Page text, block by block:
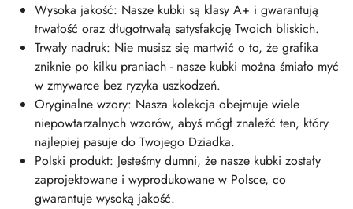
Wysoka jakość: Nasze kubki są klasy A+ i gwarantują
trwałość oraz długotrwałą satysfakcję Twoich bliskich.
Trwały nadruk: Nie musisz się martwić o to, że grafika
zniknie po kilku praniach - nasze kubki można śmiało myć
w zmywarce bez ryzyka uszkodzeń.
Oryginalne wzory: Nasza kolekcja obejmuje wiele
niepowtarzalnych wzorów, abyś mógł znaleźć ten, który
najlepiej pasuje do Twojego Dziadka.
Polski produkt: Jesteśmy dumni, że nasze kubki zostały
zaprojektowane i wyprodukowane w Polsce, co
gwarantuje wysoką jakość.